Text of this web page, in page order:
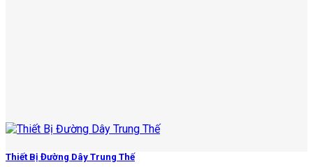
Thiết Bị Đường Dây Trung Thế